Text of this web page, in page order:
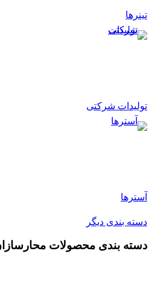
تینرها
تولیدات شرکتی
آسترها
دسته بندی دیگر
دسته بندی محصولات